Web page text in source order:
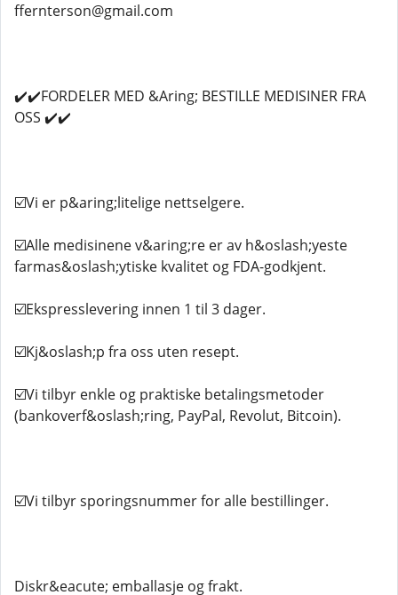
ffernterson@gmail.com
✔️✔️FORDELER MED &Aring; BESTILLE MEDISINER FRA
OSS ✔️✔️
☑️Vi er p&aring;litelige nettselgere.
☑️Alle medisinene v&aring;re er av h&oslash;yeste
farmas&oslash;ytiske kvalitet og FDA-godkjent.
☑️Ekspresslevering innen 1 til 3 dager.
☑️Kj&oslash;p fra oss uten resept.
☑️Vi tilbyr enkle og praktiske betalingsmetoder
(bankoverf&oslash;ring, PayPal, Revolut, Bitcoin).
☑️Vi tilbyr sporingsnummer for alle bestillinger.
Diskr&eacute; emballasje og frakt.